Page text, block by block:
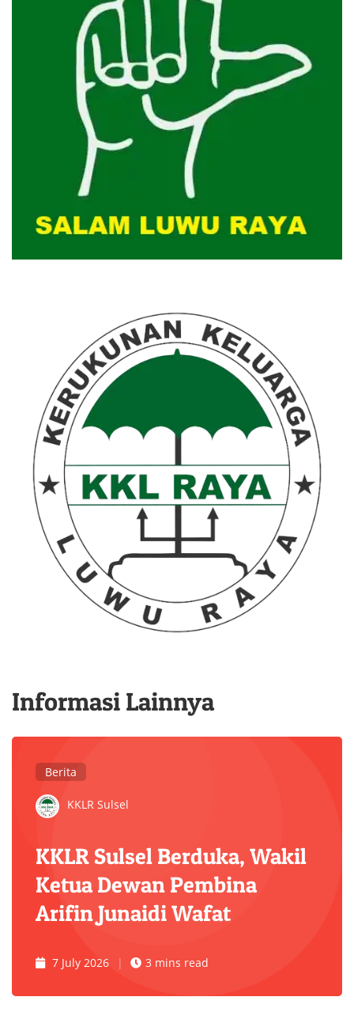
Informasi Lainnya
Berita
KKLR Sulsel
KKLR Sulsel Berduka, Wakil
Ketua Dewan Pembina
Arifin Junaidi Wafat
7 July 2026 3 mins read